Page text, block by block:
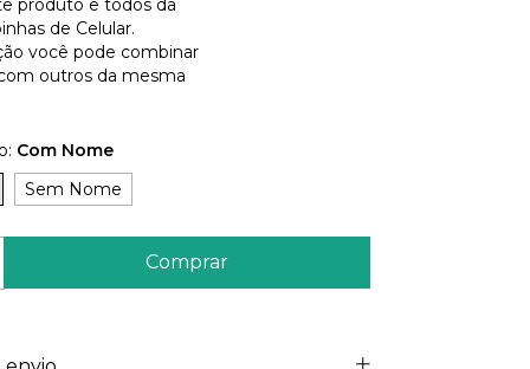
produto e todos da
de Celular.
você pode combinar
outros da mesma
Com Nome
Sem Nome